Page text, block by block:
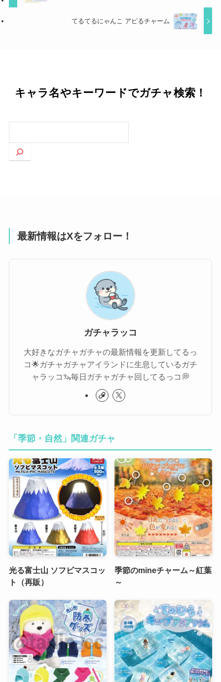
てるてるにゃんこ アピるチャーム
キャラ名やキーワードでガチャ検索！
索
最新情報はXをフォロー！
ガチャラッコ
大好きなガチャガチャの最新情報を更新してるっ
コ🌟ガチャガチャアイランドに生息しているガチ
ャラッコ🦦毎日ガチャガチャ回してるっコ💭
「季節・自然」関連ガチャ
光る富士山 ソフビマスコッ
ト（再販）
季節のmineチャーム～紅葉
～